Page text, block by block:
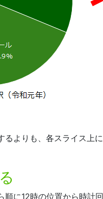
るよりも、各スライス上
順に12時の位置から時計